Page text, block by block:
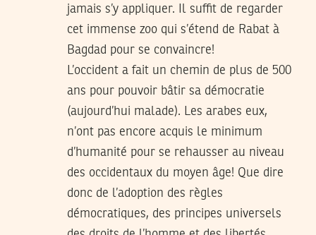
jamais s’y appliquer. Il suffit de regarder
cet immense zoo qui s’étend de Rabat à
Bagdad pour se convaincre!
L’occident a fait un chemin de plus de 500
ans pour pouvoir bâtir sa démocratie
(aujourd’hui malade). Les arabes eux,
n’ont pas encore acquis le minimum
d’humanité pour se rehausser au niveau
des occidentaux du moyen âge! Que dire
donc de l’adoption des règles
démocratiques, des principes universels